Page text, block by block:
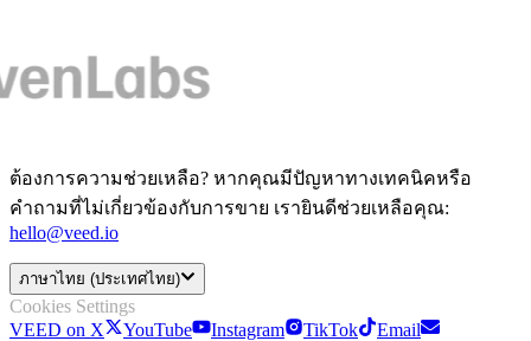
ต้องการความช่วยเหลือ? หากคุณมีปัญหาทางเทคนิคหรือ
คำถามที่ไม่เกี่ยวข้องกับการขาย เรายินดีช่วยเหลือคุณ:
hello@veed.io
ภาษาไทย (ประเทศไทย)
Cookies Settings
VEED on X
YouTube Instagram TikTok Email